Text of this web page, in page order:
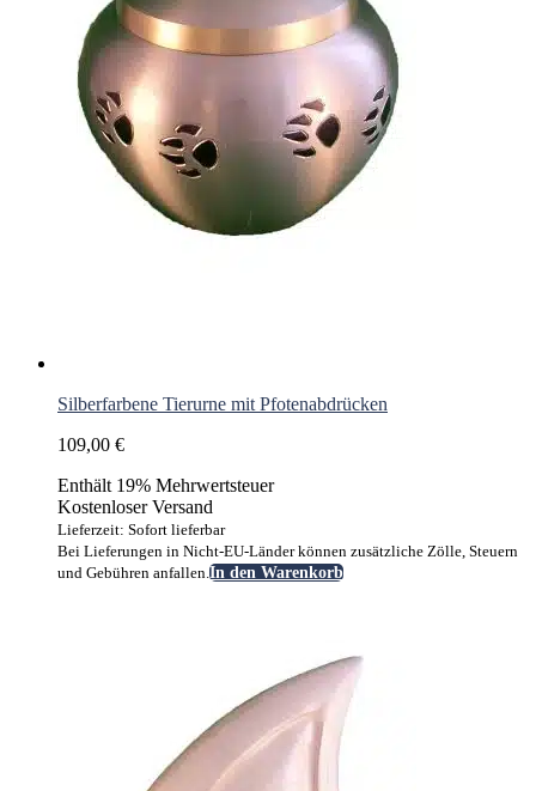
Silberfarbene Tierurne mit Pfotenabdrücken
109,00 €
Enthält 19% Mehrwertsteuer
Kostenloser Versand
Lieferzeit: Sofort lieferbar
Bei Lieferungen in Nicht-EU-Länder können zusätzliche Zölle, Steuern
und Gebühren anfallen.In den Warenkorb